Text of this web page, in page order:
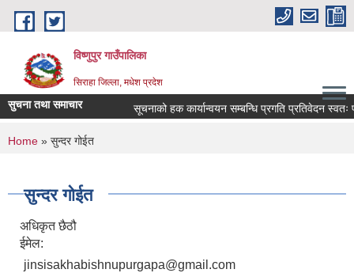
Skip to main content
विष्णुपुर गाउँपालिका
सिराहा जिल्ला, मधेश प्रदेश
सुचना तथा समाचार सूचनाको हक कार्यान्वयन सम्बन्धि प्रगति प्रतिवेदन
You are here
Home » सुन्दर गोईत
सुन्दर गोईत
अधिकृत छैठौ
ईमेल:
jinsisakhabishnupurgapa@gmail.com